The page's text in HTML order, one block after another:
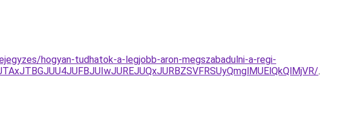
hogyan-tudhatok-a-legjobb-aron-megszabadulni-a-regi-
.